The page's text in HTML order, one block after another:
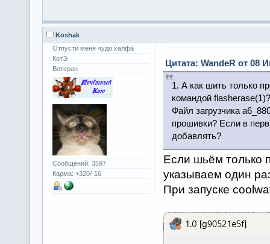
Koshak
Отпусти меня чудо халфа
КотЭ
Ветеран
Сообщений: 3597
Карма: +320/-16
Цитата: WandeR от 08
1. А как шить только
командой
Файл загрузчика
прошивки? Если в
добавлять?
Если шьём только
указываем один
При запуске